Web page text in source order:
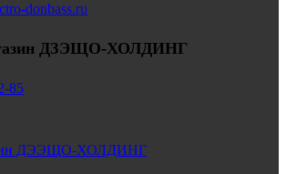
donbass.ru
ДЗЭЩО-ХОЛДИНГ
85
ДЭЭЩО-ХОЛДИНГ